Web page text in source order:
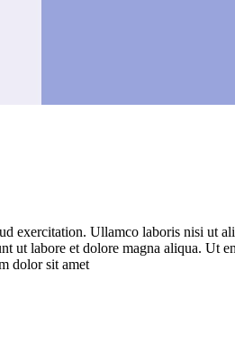
exercitation. Ullamco laboris nisi ut
ut labore et dolore magna aliqua.
dolor sit amet